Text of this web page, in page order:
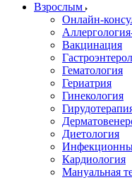
Взрослым
Онлайн-
Вакцинация
Гематология
Гериатрия
Гинекология
Диетология
Кардиология
Мануальная